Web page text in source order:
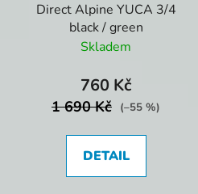
Direct Alpine YUCA 3/4
black / green
Skladem
760 Kč
1 690 Kč (–55 %)
DETAIL